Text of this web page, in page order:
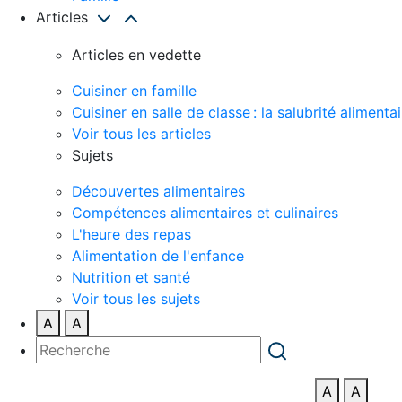
Articles
Articles en vedette
Cuisiner en famille
Cuisiner en salle de classe : la salubrité
Voir tous les articles
Sujets
Découvertes alimentaires
Compétences alimentaires et culinaires
L'heure des repas
Alimentation de l'enfance
Nutrition et santé
Voir tous les sujets
A
A
A A